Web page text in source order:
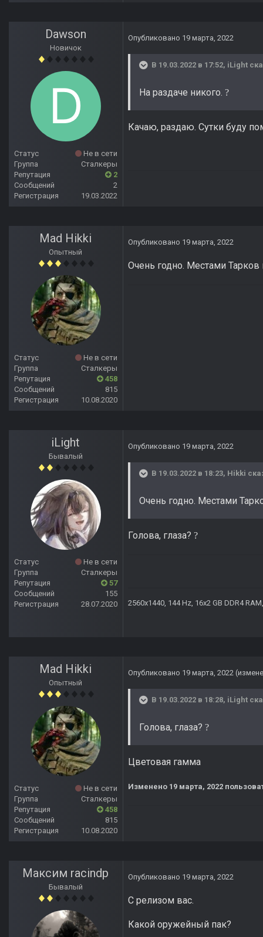
Dawson
Новичок
Статус
Не в сети
Группа
Сталкеры
Репутация
2
Сообщений
2
Регистрация
19.03.2022
Опубликовано 19 марта, 2022
В 19.03.2022 в 17:52, iLight
На раздаче никого. ?
Качаю, раздаю. Сутки буду
Mad Hikki
Опытный
Статус
Не в сети
Группа
Сталкеры
Репутация
458
Сообщений
815
Регистрация
10.08.2020
Опубликовано 19 марта, 2022
Очень годно. Местами Тарков
iLight
Бывалый
Статус
Не в сети
Группа
Сталкеры
Репутация
57
Сообщений
155
Регистрация
28.07.2020
Опубликовано 19 марта, 2022
В 19.03.2022 в 18:23, Hikki
Очень годно. Местами
Голова, глаза? ?
2560х1440, 144 Hz, 16x2 GB DDR4
Mad Hikki
Опытный
Статус
Не в сети
Группа
Сталкеры
Репутация
458
Сообщений
815
Регистрация
10.08.2020
Опубликовано 19 марта, 2022
В 19.03.2022 в 18:28, iLight
Голова, глаза? ?
Цветовая гамма
Изменено 19 марта, 2022
Максим raсindp
Бывалый
Опубликовано 19 марта, 2022
C релизом вас.
Какой оружейный пак?